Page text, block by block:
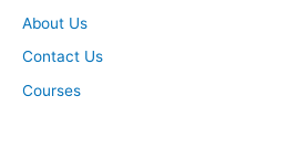
About Us
Contact Us
Courses